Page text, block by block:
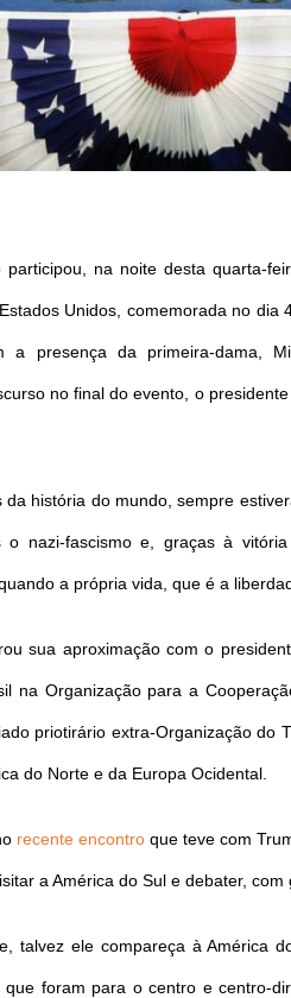
participou, na noite desta quarta-
Unidos, comemorada no
presença da primeira-dama,
no final do evento, o
da história do mundo, sempre
o nazi-fascismo e, graças à
a própria vida, que é a
sua aproximação com o
na Organização para a
priotirário extra-Organização do
do Norte e da Europa Ocidental.
recente encontro que teve com
a América do Sul e debater,
talvez ele compareça à América
foram para o centro e centro-